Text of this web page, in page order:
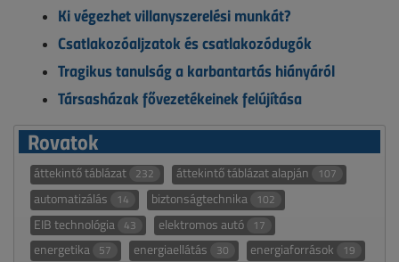
Ki végezhet villanyszerelési munkát?
Csatlakozóaljzatok és csatlakozódugók
Tragikus tanulság a karbantartás hiányáról
Társasházak fővezetékeinek felújítása
Rovatok
áttekintő táblázat 232 áttekintő táblázat alapján 107
automatizálás 14 biztonságtechnika 102
EIB technológia 43 elektromos autó 17
energetika 57 energiaellátás 30 energiaforrások 19